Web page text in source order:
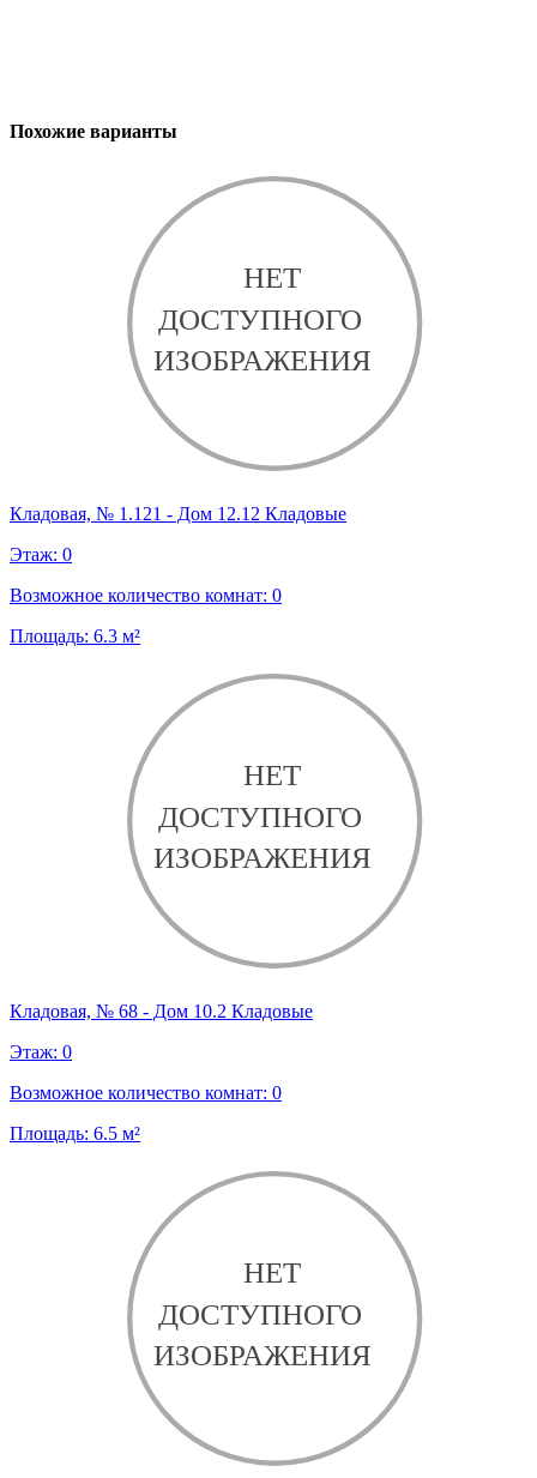
Похожие варианты
Кладовая, № 1.121 - Дом 12.12 Кладовые
Этаж: 0
Возможное количество комнат: 0
Площадь: 6.3 м²
Кладовая, № 68 - Дом 10.2 Кладовые
Этаж: 0
Возможное количество комнат: 0
Площадь: 6.5 м²